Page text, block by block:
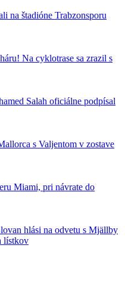
na štadióne Trabzonsporu
Na cyklotrase sa zrazil s
Salah oficiálne podpísal
s Valjentom v zostave
Miami, pri návrate do
hlási na odvetu s Mjällby
lístkov